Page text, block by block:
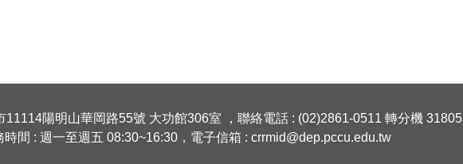
11114陽明山華岡路55號 大功館306室 ，聯絡電話 : (02)2861-0511 轉分機 31805
時間 : 週一至週五 08:30~16:30，電子信箱 : crrmid@dep.pccu.edu.tw